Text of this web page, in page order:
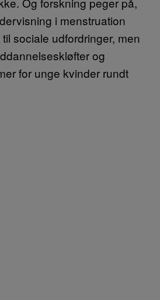
i menstruation
sociale udfordringer, men
og
for unge kvinder rundt